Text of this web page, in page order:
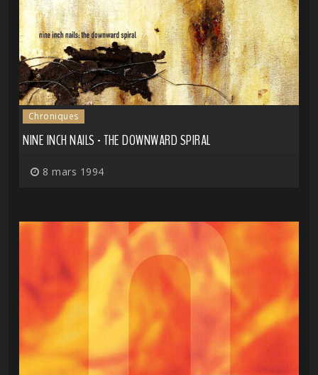
Chroniques
NINE INCH NAILS - THE DOWNWARD SPIRAL
8 mars 1994